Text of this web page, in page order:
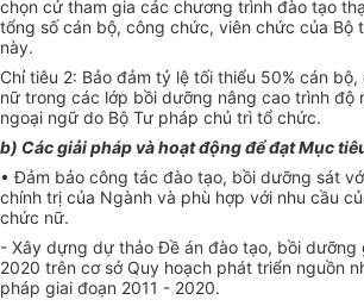
chọn cử tham gia các chương trình đào tạo
tổng số cán bộ, công chức, viên chức của Bộ
này.
Chỉ tiêu 2: Bảo đảm tỷ lệ tối thiểu 50% cán
nữ trong các lớp bồi dưỡng nâng cao trình độ
ngoại ngữ do Bộ Tư pháp chủ trì tổ chức.
b) Các giải pháp và hoạt động đểđạt Mục
• Đảm bảo công tác đào tạo, bồi dưỡng sát
chính trị của Ngành và phù hợp với nhu cầu
chức nữ.
- Xây dựng dự thảo Đề án đào tạo, bồi dưỡng
2020 trên cơ sở Quy hoạch phát triển nguồn
pháp giai đoạn 2011 - 2020.